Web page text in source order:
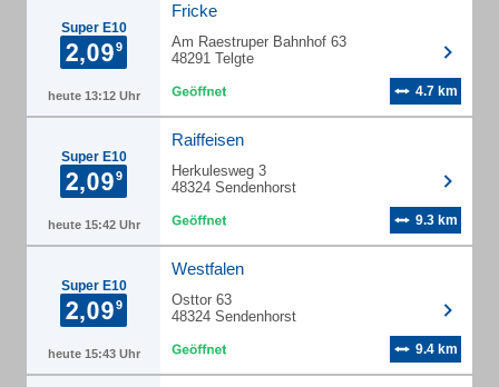
Super E10
heute 13:12 Uhr
Fricke
Am Raestruper Bahnhof 63
48291 Telgte
4.7 km
Super E10
heute 15:42 Uhr
Raiffeisen
Herkulesweg 3
48324 Sendenhorst
9.3 km
Super E10
heute 15:43 Uhr
Westfalen
Osttor 63
48324 Sendenhorst
9.4 km